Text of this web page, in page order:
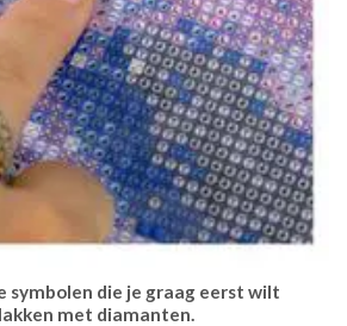
symbolen die je graag eerst wilt
met diamanten.